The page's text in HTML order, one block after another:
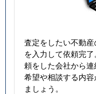
査定をしたい不動
を入力して依頼完
頼をした会社から連
希望や相談する内
ましょう。